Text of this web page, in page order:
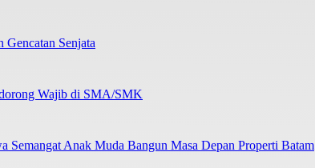
Senjata
Wajib di SMA/SMK
Anak Muda Bangun Masa Depan Properti Batam